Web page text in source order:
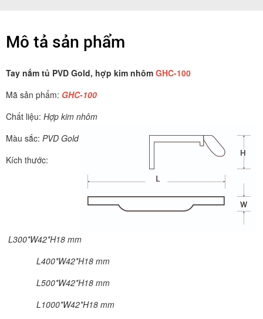
Mô tả sản phẩm
Tay nắm tủ PVD Gold, hợp kim nhôm GHC-100
Mã sản phẩm: GHC-100
Chất liệu: Hợp kim nhôm
Màu sắc: PVD Gold
Kích thước:
L300*W42*H18 mm
L400*W42*H18 mm
L500*W42*H18 mm
L1000*W42*H18 mm